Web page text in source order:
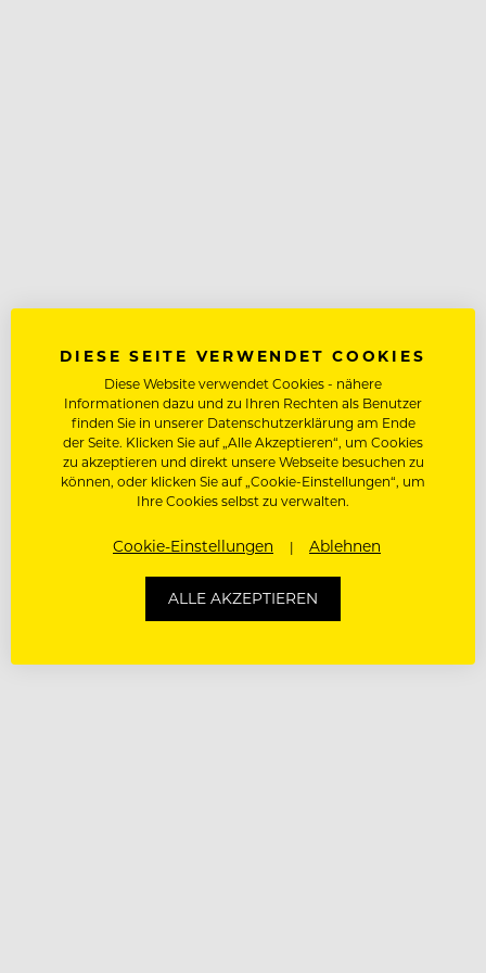
DIESE SEITE VERWENDET COOKIES
Diese Website verwendet Cookies - nähere
Informationen dazu und zu Ihren Rechten als Benutzer
finden Sie in unserer Datenschutzerklärung am Ende
der Seite. Klicken Sie auf „Alle Akzeptieren“, um Cookies
zu akzeptieren und direkt unsere Webseite besuchen zu
können, oder klicken Sie auf „Cookie-Einstellungen“, um
Ihre Cookies selbst zu verwalten.
Cookie-Einstellungen Ablehnen
ALLE AKZEPTIEREN